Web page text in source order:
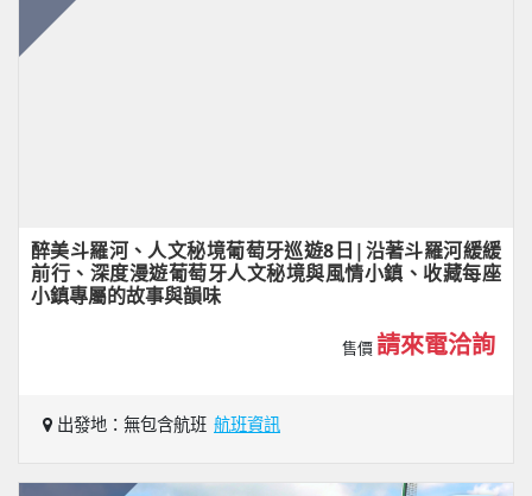
醉美斗羅河、人文秘境葡萄牙巡遊8日|沿著斗羅河緩緩
前行、深度漫遊葡萄牙人文秘境與風情小鎮、收藏每座
小鎮專屬的故事與韻味
售價 請來電洽詢
出發地：無包含航班 航班資訊